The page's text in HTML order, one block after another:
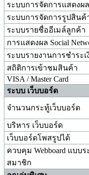
ระบบการจัดการแสดงผ
ระบบการจัดการรูปสินค้
ระบบรายชื่ออีเมล์ลูกค้า
การแสดงผล Social
ระบบรายงานการชำระเ
สถิติการเข้าชมสินค้า
VISA / Master Card
ระบบ เว็บบอร์ด
จำนวนกระทู้เว็บบอร์ด
บริหาร เว็บบอร์ด
เว็บบอร์ดโพสรูปได้
ควบคุม Webboard แบบร
สมาชิก